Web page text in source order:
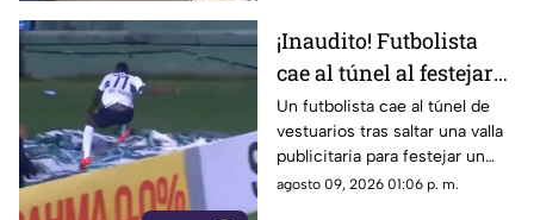
¡Inaudito! Futbolista
cae al túnel al festejar
un gol | VIDEO
Un futbolista cae al túnel de
vestuarios tras saltar una valla
publicitaria para festejar un
gol. La anotación fue anulada y
agosto 09, 2026 01:06 p. m.